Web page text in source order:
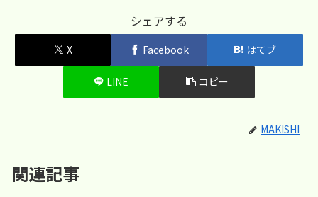
シェアする
X Facebook はてブ
LINE コピー
MAKISHI
関連記事